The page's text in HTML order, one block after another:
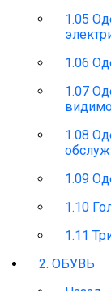
1.05
1.06
1.07
1.08
1.09
1.10
1.11
2. ОБУВЬ